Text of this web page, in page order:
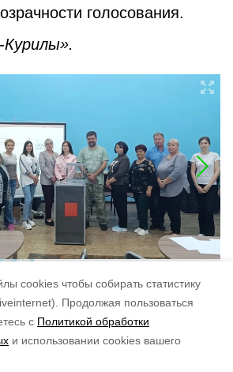
cookies чтобы собирать статистику
Продолжая пользоваться
с Политикой обработки
и использовании cookies вашего
голосования.